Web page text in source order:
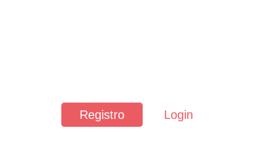
Registro Login